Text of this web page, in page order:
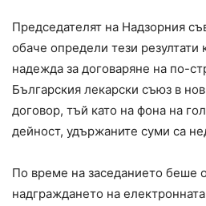
Председателят на Надзорния
обаче определи тези резултати
надежда за договаряне на по-
Българския лекарски съюз в
договор, тъй като на фона на
дейност, удържаните суми са
По време на заседанието беше
надграждането на